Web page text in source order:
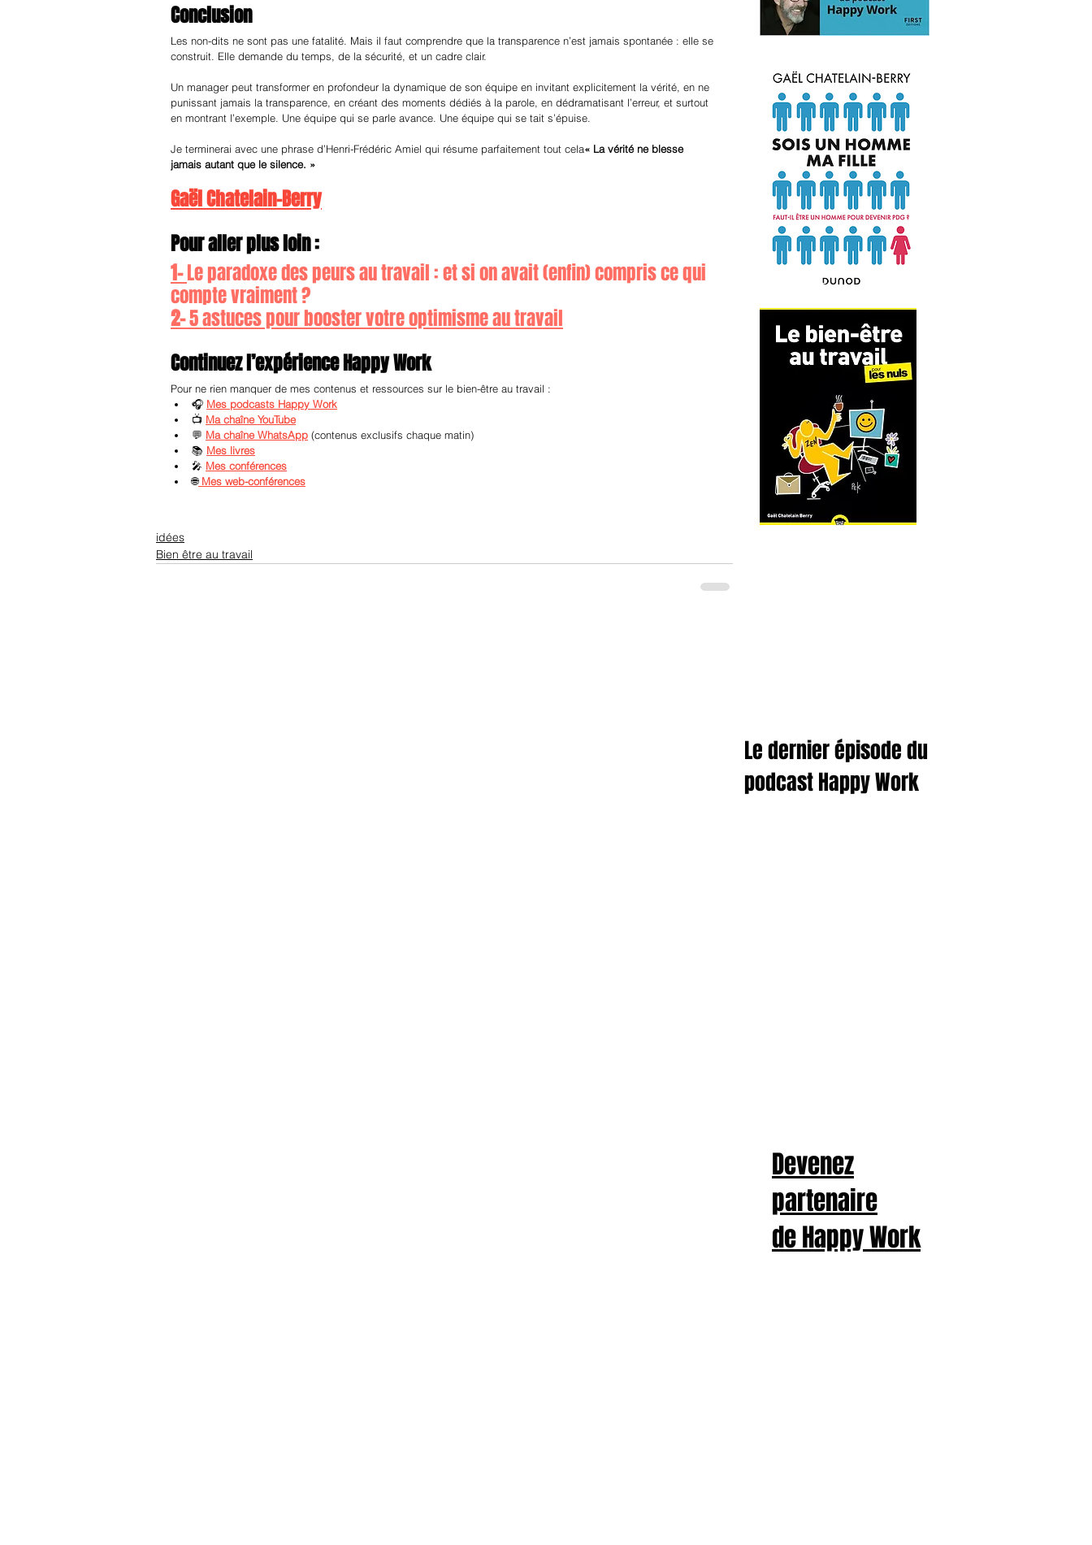
Conclusion
Les non-dits ne sont pas une fatalité. Mais il faut comprendre que la transparence n’est jamais spontanée : elle se
construit. Elle demande du temps, de la sécurité, et un cadre clair.
Un manager peut transformer en profondeur la dynamique de son équipe en invitant explicitement la vérité, en ne
punissant jamais la transparence, en créant des moments dédiés à la parole, en dédramatisant l’erreur, et surtout
en montrant l’exemple. Une équipe qui se parle avance. Une équipe qui se tait s’épuise.
Je terminerai avec une phrase d’Henri-Frédéric Amiel qui résume parfaitement tout cela« La vérité ne blesse
jamais autant que le silence. »
Gaël Chatelain-Berry
Pour aller plus loin :
1- Le paradoxe des peurs au travail : et si on avait (enfin) compris ce qui
compte vraiment ?
2- 5 astuces pour booster votre optimisme au travail
Continuez l’expérience Happy Work
Pour ne rien manquer de mes contenus et ressources sur le bien-être au travail :
🎧 Mes podcasts Happy Work
📺 Ma chaîne YouTube
💬 Ma chaîne WhatsApp (contenus exclusifs chaque matin)
📚 Mes livres
🎤 Mes conférences
🌐 Mes web-conférences
idées
Bien être au travail
Le dernier épisode du
podcast Happy Work
Devenez
partenaire
de Happy Work